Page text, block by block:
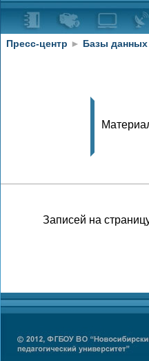
Пресс-центр ► Базы данных
Записей на